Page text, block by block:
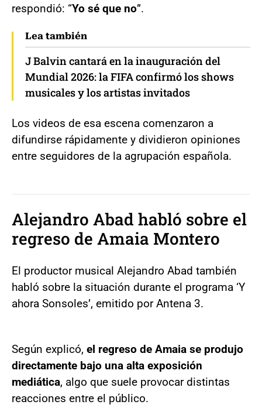
respondió: “Yo sé que no”.
Lea también
J Balvin cantará en la inauguración del
Mundial 2026: la FIFA confirmó los shows
musicales y los artistas invitados
Los videos de esa escena comenzaron a
difundirse rápidamente y dividieron opiniones
entre seguidores de la agrupación española.
Alejandro Abad habló sobre el
regreso de Amaia Montero
El productor musical Alejandro Abad también
habló sobre la situación durante el programa ‘Y
ahora Sonsoles’, emitido por Antena 3.
Según explicó, el regreso de Amaia se produjo
directamente bajo una alta exposición
mediática, algo que suele provocar distintas
reacciones entre el público.